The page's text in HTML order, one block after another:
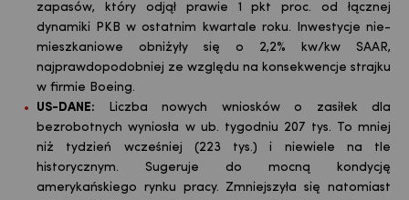
zapasów, który odjął prawie 1 pkt proc. od łącznej
dynamiki PKB w ostatnim kwartale roku. Inwestycje nie-
mieszkaniowe obniżyły się o 2,2% kw/kw SAAR,
najprawdopodobniej ze względu na konsekwencje strajku
w firmie Boeing.
US-DANE: Liczba nowych wniosków o zasiłek dla
bezrobotnych wyniosła w ub. tygodniu 207 tys. To mniej
niż tydzień wcześniej (223 tys.) i niewiele na tle
historycznym. Sugeruje do mocną kondycję
amerykańskiego rynku pracy. Zmniejszyła się natomiast